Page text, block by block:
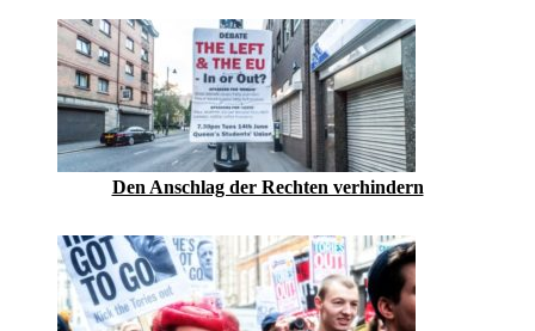
Den Anschlag der Rechten verhindern